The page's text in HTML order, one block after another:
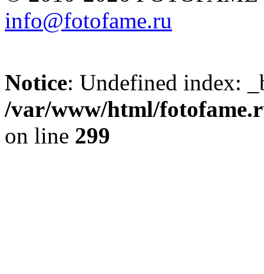
info@fotofame.ru
Notice: Undefined index:
/var/www/html/
on line 299